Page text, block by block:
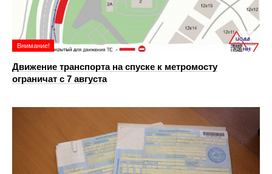
Внимание!
Движение транспорта на спуске к метромосту
ограничат с 7 августа